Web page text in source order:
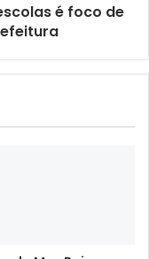
é foco de